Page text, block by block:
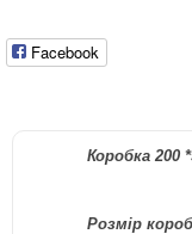
Facebook
Коробка 200
Розмір